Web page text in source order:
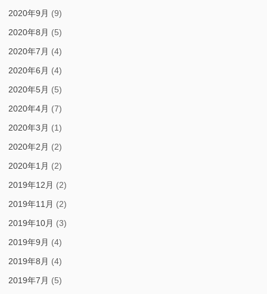
2020年9月 (9)
2020年8月 (5)
2020年7月 (4)
2020年6月 (4)
2020年5月 (5)
2020年4月 (7)
2020年3月 (1)
2020年2月 (2)
2020年1月 (2)
2019年12月 (2)
2019年11月 (2)
2019年10月 (3)
2019年9月 (4)
2019年8月 (4)
2019年7月 (5)